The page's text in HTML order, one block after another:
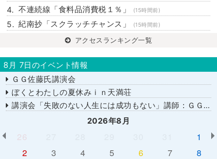
不連続線「食料品消費税１％」 (15時間前)
紀南抄「スクラッチチャンス」 (15時間前)
アクセスランキング一覧
8月 7日のイベント情報
ＧＧ佐藤氏講演会
ぼくとわたしの夏休みｉｎ天満荘
講演会「失敗のない人生には成功もない」講師：ＧＧ佐藤さん
2026年8月
26
1
2
3 4 5 6 7
8